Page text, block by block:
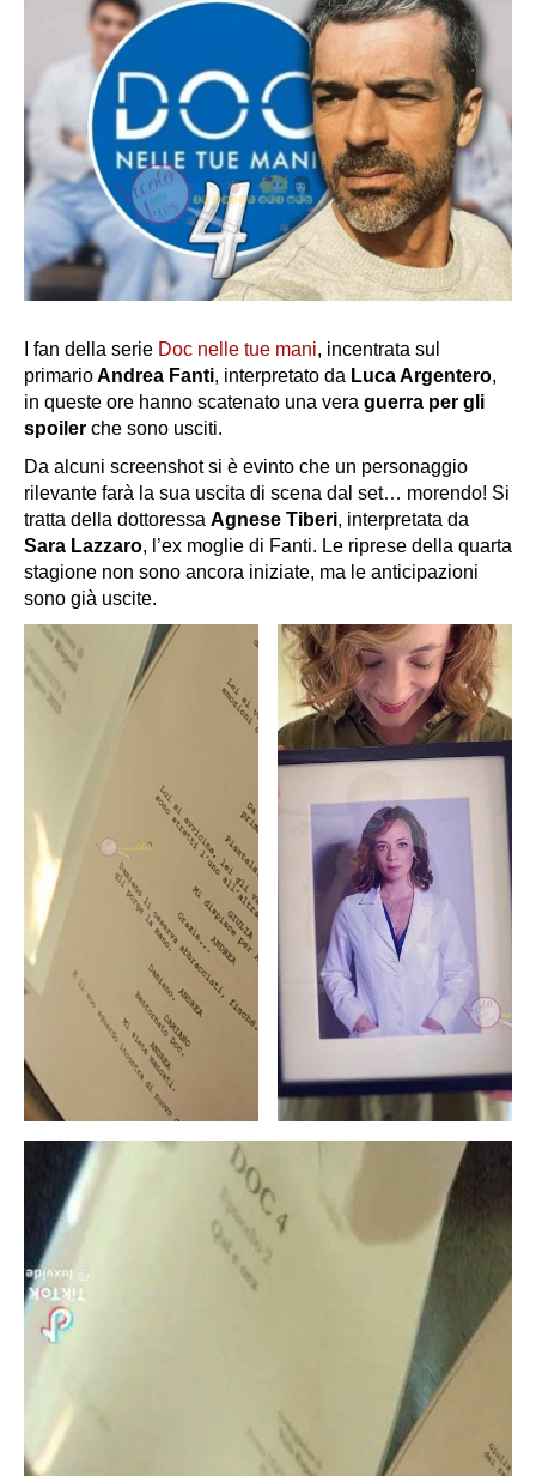
I fan della serie Doc nelle tue mani, incentrata sul
primarioAndrea Fanti, interpretato da Luca Argentero,
in queste ore hanno scatenato una vera guerra per gli
spoiler che sono usciti.
Da alcuni screenshot si è evinto che un personaggio
rilevante farà la sua uscita di scena dal set… morendo! Si
tratta della dottoressa Agnese Tiberi, interpretata da
Sara Lazzaro, l’ex moglie di Fanti. Le riprese della quarta
stagione non sono ancora iniziate, ma le anticipazioni
sono già uscite.